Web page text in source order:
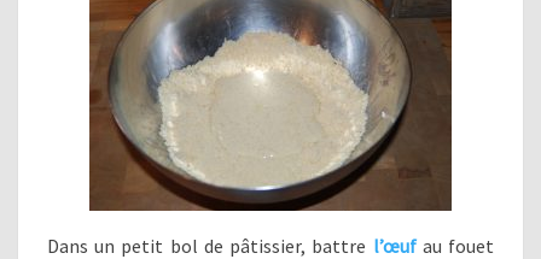
Dans un petit bol de pâtissier, battre l’œufau fouet